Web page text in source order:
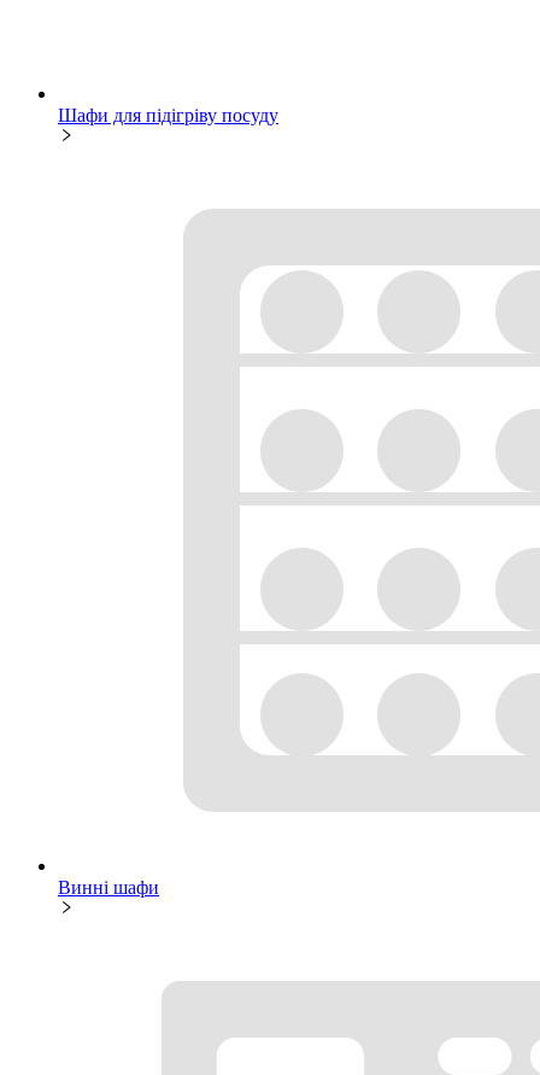
Шафи для підігріву посуду
Винні шафи